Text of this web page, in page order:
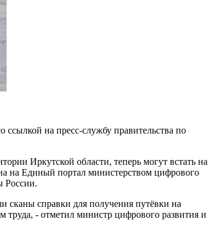
на пресс-службу правительства по
Иркутской области, теперь могут встать на
на Единый портал министерством цифрового
России.
сканы справки для получения путёвки на
- отметил министр цифрового развития и